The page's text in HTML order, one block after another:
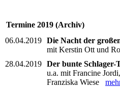
Termine 2019 (Archiv)
06.04.2019 Die Nacht der
mit Kerstin Ott und
28.04.2019 Der bunte Schlager-
u.a. mit Francine
Franziska Wiese